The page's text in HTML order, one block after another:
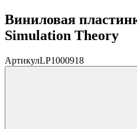
Виниловая
Simulation Theory
АртикулLP1000918